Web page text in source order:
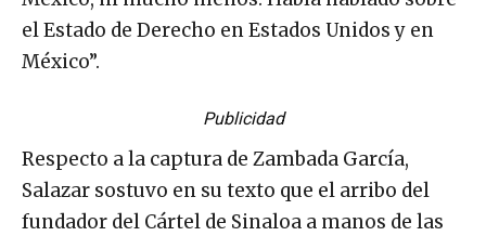
el Estado de Derecho en Estados Unidos y en
México”.
Publicidad
Respecto a la captura de Zambada García,
Salazar sostuvo en su texto que el arribo del
fundador del Cártel de Sinaloa a manos de las